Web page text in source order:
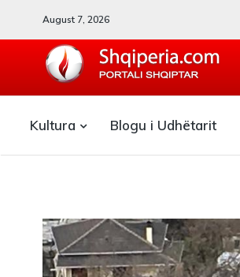
August 7, 2026
Kultura Blogu i Udhëtarit